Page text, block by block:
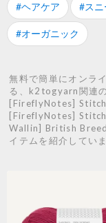
#ヘアケア #スニ
#オーガニック
無料で簡単にオンラ
る、k2togyarn関連
[FireflyNotes]
[FireflyNotes]
Wallin] British
イテムを紹介していま